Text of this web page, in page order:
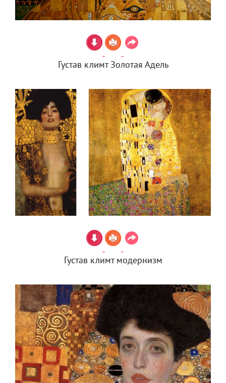
Густав климт Золотая Адель
Густав климт модернизм